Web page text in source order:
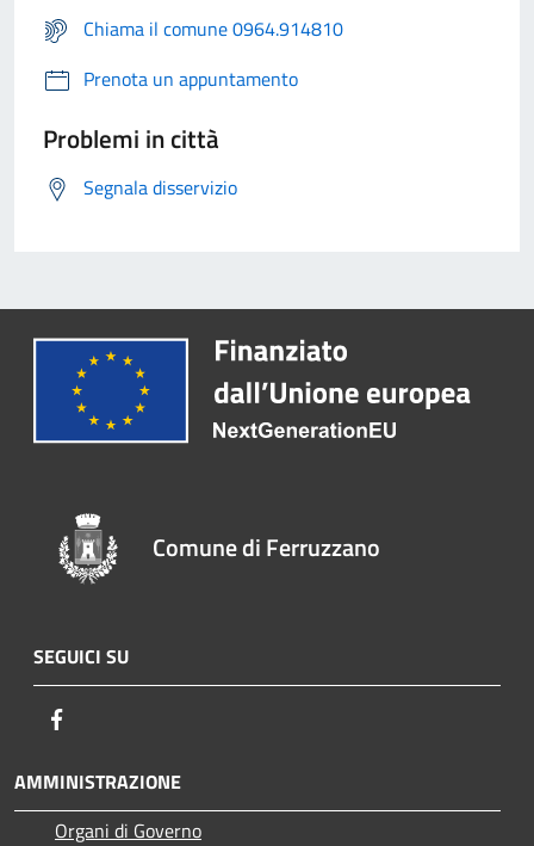
Chiama il comune 0964.914810
Prenota un appuntamento
Problemi in città
Segnala disservizio
Comune di Ferruzzano
SEGUICI SU
AMMINISTRAZIONE
Organi di Governo